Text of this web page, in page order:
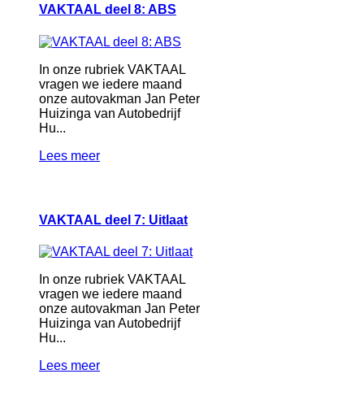
VAKTAAL deel 8: ABS
In onze rubriek VAKTAAL
vragen we iedere maand
onze autovakman Jan Peter
Huizinga van Autobedrijf
Hu...
Lees meer
VAKTAAL deel 7: Uitlaat
In onze rubriek VAKTAAL
vragen we iedere maand
onze autovakman Jan Peter
Huizinga van Autobedrijf
Hu...
Lees meer